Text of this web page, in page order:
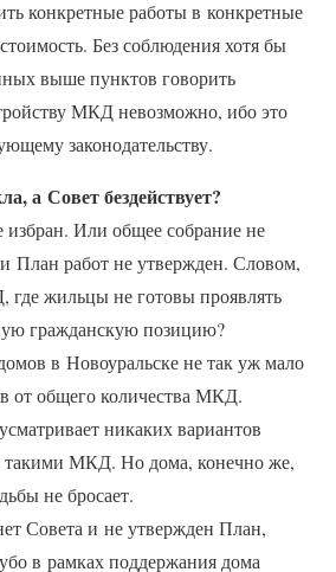
конкретные работы в конкретные
Без соблюдения хотя бы
выше пунктов говорить
МКД невозможно, ибо это
законодательству.
а Совет бездействует?
Или общее собрание не
План работ не утвержден. Словом,
где жильцы не готовы проявлять
гражданскую позицию?
в Новоуральске не так уж мало
от общего количества МКД.
никаких вариантов
такими МКД. Но дома, конечно же,
не бросает.
Совета и не утвержден План,
в рамках поддержания дома